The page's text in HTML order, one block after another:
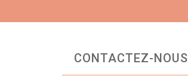
CONTACTEZ-NOUS